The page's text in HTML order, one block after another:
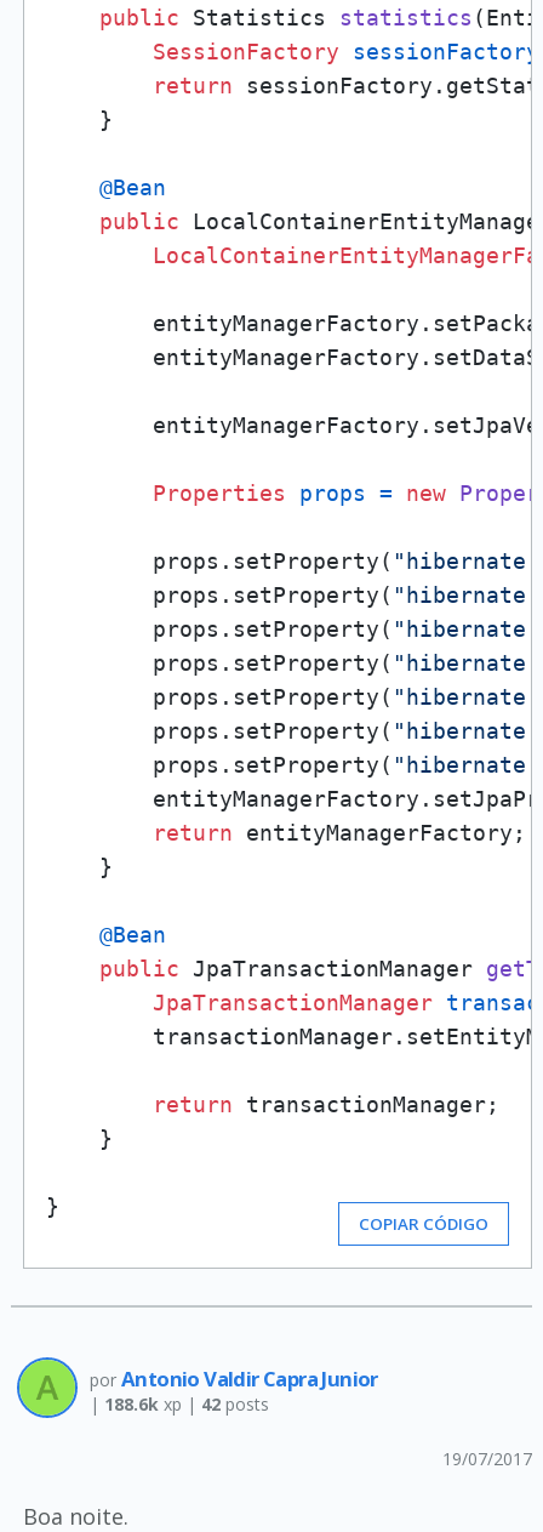
public Statistics statistics
SessionFactory
sessionFactory
return
    }
@Bean
public
Properties props = new
        props.setProperty(
        props.setProperty(
        props.setProperty(
        props.setProperty(
        props.setProperty(
        props.setProperty(
        props.setProperty(
return entityManagerFactory;
    }
@Bean
public JpaTransactionManager
JpaTransactionManager
return transactionManager;
    }
}
COPIAR CÓDIGO
por Antonio Valdir Capra Junior
| 188.6kxp | 42posts
19/07/2017
Boa noite.